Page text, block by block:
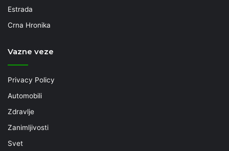
Estrada
Crna Hronika
Vazne veze
Privacy Policy
Automobili
Zdravlje
Zanimljivosti
Svet